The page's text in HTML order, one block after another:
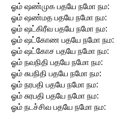
ஓம் ஷண்முக பதயே நமோ நம:
ஓம் ஷண்மத பதயே நமோ நம:
ஓம் ஷட்கிரீவ பதயே நமோ நம:
ஓம் ஷட்கோண பதயே நமோ நம:
ஓம் ஷட்கோச பதயே நமோ நம:
ஓம் நவநிதி பதயே நமோ நம:
ஓம் சுபநிதி பதயே நமோ நம:
ஓம் நரபதி பதயே நமோ நம:
ஓம் சுரபதி பதயே நமோ நம:
ஓம் நடச்சிவ பதயே நமோ நம: